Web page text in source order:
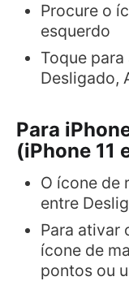
Procure o
esquerdo
Toque
Desligado,
Para
(iPhone 11
O ícone de
entre
Para ativar
ícone de
pontos ou